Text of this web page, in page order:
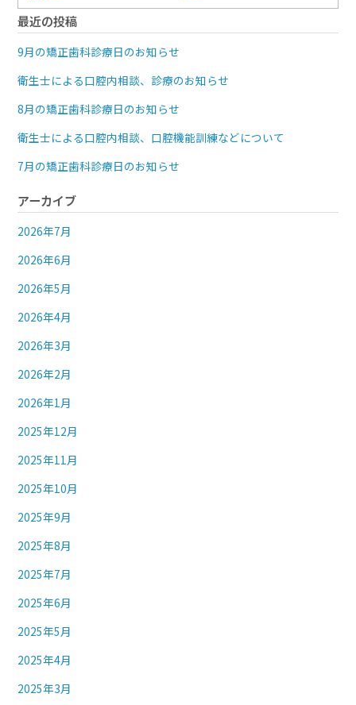
最近の投稿
9月の矯正歯科診療日のお知らせ
衛生士による口腔内相談、診療のお知らせ
8月の矯正歯科診療日のお知らせ
衛生士による口腔内相談、口腔機能訓練などについて
7月の矯正歯科診療日のお知らせ
アーカイブ
2026年7月
2026年6月
2026年5月
2026年4月
2026年3月
2026年2月
2026年1月
2025年12月
2025年11月
2025年10月
2025年9月
2025年8月
2025年7月
2025年6月
2025年5月
2025年4月
2025年3月